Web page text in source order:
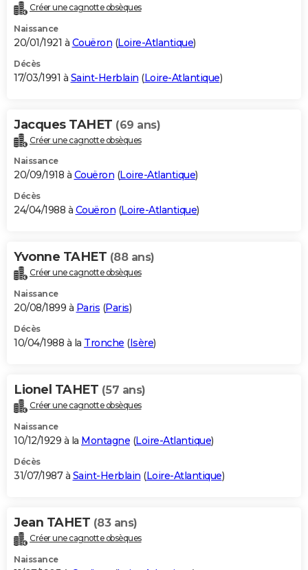
Créer une cagnotte obsèques
Naissance
20/01/1921 à Couëron (Loire-Atlantique)
Décès
17/03/1991 à Saint-Herblain (Loire-Atlantique)
Jacques TAHET (69 ans)
Créer une cagnotte obsèques
Naissance
20/09/1918 à Couëron (Loire-Atlantique)
Décès
24/04/1988 à Couëron (Loire-Atlantique)
Yvonne TAHET (88 ans)
Créer une cagnotte obsèques
Naissance
20/08/1899 à Paris (Paris)
Décès
10/04/1988 à la Tronche (Isère)
Lionel TAHET (57 ans)
Créer une cagnotte obsèques
Naissance
10/12/1929 à la Montagne (Loire-Atlantique)
Décès
31/07/1987 à Saint-Herblain (Loire-Atlantique)
Jean TAHET (83 ans)
Créer une cagnotte obsèques
Naissance